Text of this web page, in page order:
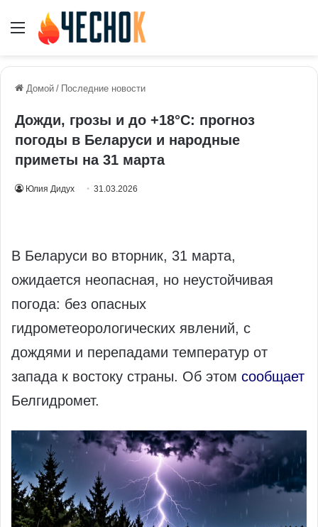
Меню
Домой / Последние новости
Дожди, грозы и до +18°С: прогноз
погоды в Беларуси и народные
приметы на 31 марта
Юлия Дидух 31.03.2026
В Беларуси во вторник, 31 марта,
ожидается неопасная, но неустойчивая
погода: без опасных
гидрометеорологических явлений, с
дождями и перепадами температур от
запада к востоку страны. Об этом сообщает
Белгидромет.